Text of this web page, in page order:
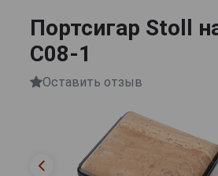
Портсигар Stoll
C08-1
Оставить отзыв